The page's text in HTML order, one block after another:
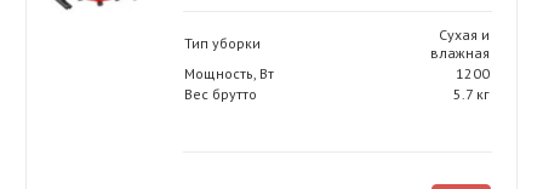
Тип уборки
Сухая и
влажная
Мощность, Вт
1200
Вес брутто
5.7 кг